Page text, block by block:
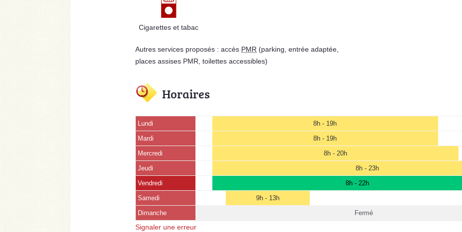
Cigarettes et tabac
Autres services proposés : accès PMR (parking, entrée adaptée,
places assises PMR, toilettes accessibles)
Horaires
Lundi 8h - 19h
Mardi 8h - 19h
Mercredi 8h - 20h
Jeudi 8h - 23h
Vendredi 8h - 22h
Samedi 9h - 13h
Dimanche Fermé
Signaler une erreur